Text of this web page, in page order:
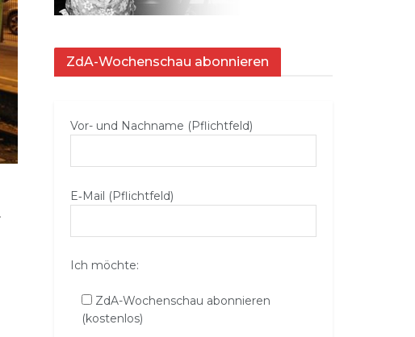
ZdA-Wochenschau abonnieren
Vor- und Nachname (Pflichtfeld)
E‑Mail (Pflichtfeld)
Ich möchte:
ZdA-Wochenschau abonnieren
(kostenlos)